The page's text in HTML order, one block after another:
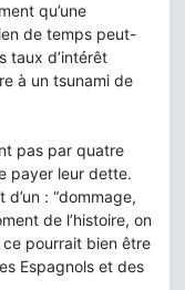
qu’une
de temps peut-
taux d’intérêt
à un tsunami de
pas par quatre
payer leur dette.
: “dommage,
de l’histoire, on
pourrait bien être
Espagnols et des